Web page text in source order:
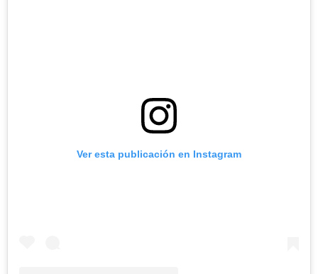
Ver esta publicación en Instagram